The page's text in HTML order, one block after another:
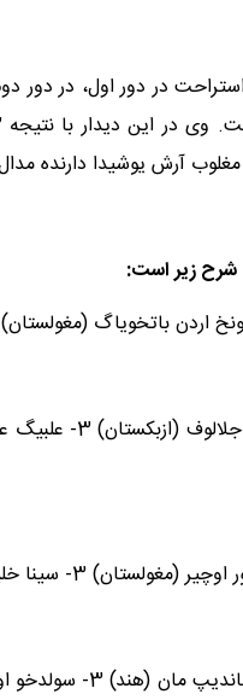
شرح زیر است:
79 کیلوگرم: 1-